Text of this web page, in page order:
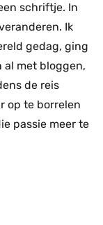
schriftje. In
Ik
gedag, ging
al met bloggen,
de reis
op te borrelen
passie meer te